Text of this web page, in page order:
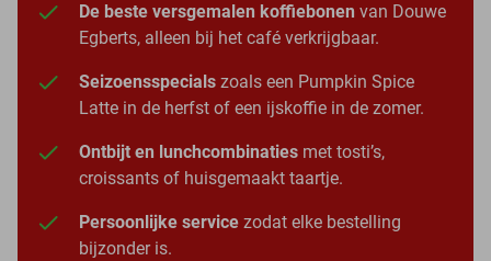
De beste versgemalen koffiebonen van Douwe
Egberts, alleen bij het café verkrijgbaar.
Seizoensspecials zoals een Pumpkin Spice
Latte in de herfst of een ijskoffie in de zomer.
Ontbijt en lunchcombinaties met tosti’s,
croissants of huisgemaakt taartje.
Persoonlijke service zodat elke bestelling
bijzonder is.